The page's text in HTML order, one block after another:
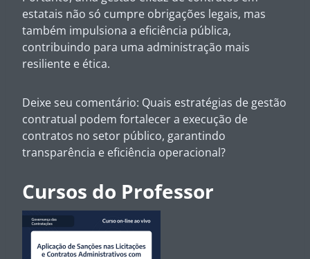
estatais não só cumpre obrigações legais, mas
também impulsiona a eficiência pública,
contribuindo para uma administração mais
resiliente e ética.
Deixe seu comentário: Quais estratégias de gestão
contratual podem fortalecer a execução de
contratos no setor público, garantindo
transparência e eficiência operacional?
Cursos do Professor